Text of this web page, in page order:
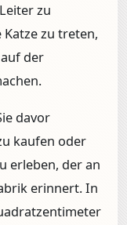
zu
zu treten,
der
davor
kaufen oder
erleben, der an
erinnert. In